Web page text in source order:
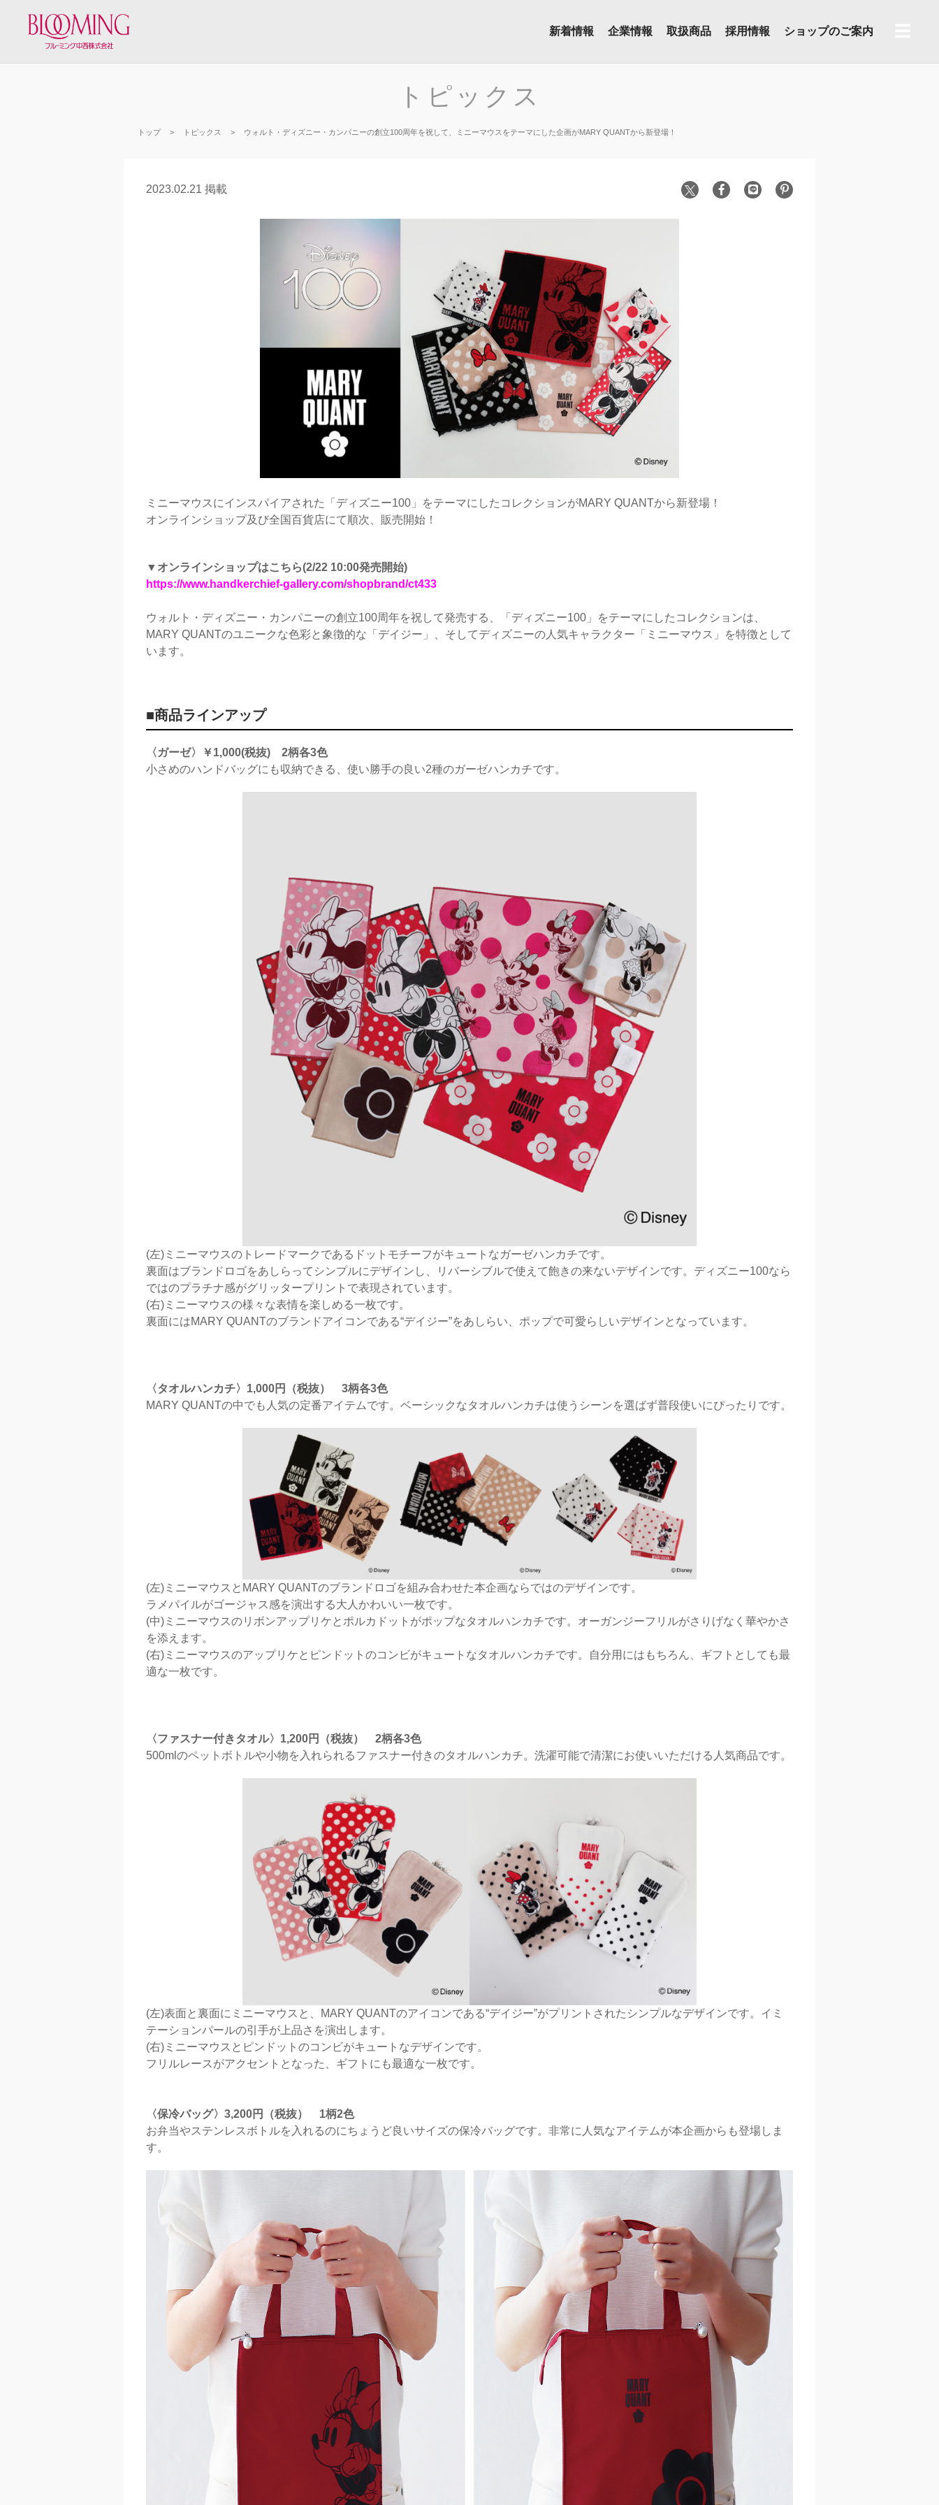
新着情報 企業情報 取扱商品 採用情報 ショップのご案内
トピックス
トップ トピックス ウォルト・ディズニー・カンパニーの創立100周年を祝して、ミニーマウスをテーマにした企画がMARY QUANTから新登場！
2023.02.21 掲載
ミニーマウスにインスパイアされた「ディズニー100」をテーマにしたコレクションがMARY QUANTから新登場！
オンラインショップ及び全国百貨店にて順次、販売開始！
▼オンラインショップはこちら(2/22 10:00発売開始)
https://www.handkerchief-gallery.com/shopbrand/ct433
ウォルト・ディズニー・カンパニーの創立100周年を祝して発売する、「ディズニー100」をテーマにしたコレクションは、
MARY QUANTのユニークな色彩と象徴的な「デイジー」、そしてディズニーの人気キャラクター「ミニーマウス」を特徴として
います。
■商品ラインアップ
〈ガーゼ〉￥1,000(税抜) 2柄各3色
小さめのハンドバッグにも収納できる、使い勝手の良い2種のガーゼハンカチです。
(左)ミニーマウスのトレードマークであるドットモチーフがキュートなガーゼハンカチです。
裏面はブランドロゴをあしらってシンプルにデザインし、リバーシブルで使えて飽きの来ないデザインです。ディズニー100なら
ではのプラチナ感がグリッタープリントで表現されています。
(右)ミニーマウスの様々な表情を楽しめる一枚です。
裏面にはMARY QUANTのブランドアイコンである“デイジー”をあしらい、ポップで可愛らしいデザインとなっています。
〈タオルハンカチ〉1,000円（税抜） 3柄各3色
MARY QUANTの中でも人気の定番アイテムです。ベーシックなタオルハンカチは使うシーンを選ばず普段使いにぴったりです。
(左)ミニーマウスとMARY QUANTのブランドロゴを組み合わせた本企画ならではのデザインです。
ラメパイルがゴージャス感を演出する大人かわいい一枚です。
(中)ミニーマウスのリボンアップリケとポルカドットがポップなタオルハンカチです。オーガンジーフリルがさりげなく華やかさ
を添えます。
(右)ミニーマウスのアップリケとピンドットのコンビがキュートなタオルハンカチです。自分用にはもちろん、ギフトとしても最
適な一枚です。
〈ファスナー付きタオル〉1,200円（税抜） 2柄各3色
500mlのペットボトルや小物を入れられるファスナー付きのタオルハンカチ。洗濯可能で清潔にお使いいただける人気商品です。
(左)表面と裏面にミニーマウスと、MARY QUANTのアイコンである“デイジー”がプリントされたシンプルなデザインです。イミ
テーションパールの引手が上品さを演出します。
(右)ミニーマウスとピンドットのコンビがキュートなデザインです。
フリルレースがアクセントとなった、ギフトにも最適な一枚です。
〈保冷バッグ〉3,200円（税抜） 1柄2色
お弁当やステンレスボトルを入れるのにちょうど良いサイズの保冷バッグです。非常に人気なアイテムが本企画からも登場しま
す。